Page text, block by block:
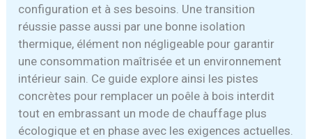
configuration et à ses besoins. Une transition
réussie passe aussi par une bonne isolation
thermique, élément non négligeable pour garantir
une consommation maîtrisée et un environnement
intérieur sain. Ce guide explore ainsi les pistes
concrètes pour remplacer un poêle à bois interdit
tout en embrassant un mode de chauffage plus
écologique et en phase avec les exigences actuelles.